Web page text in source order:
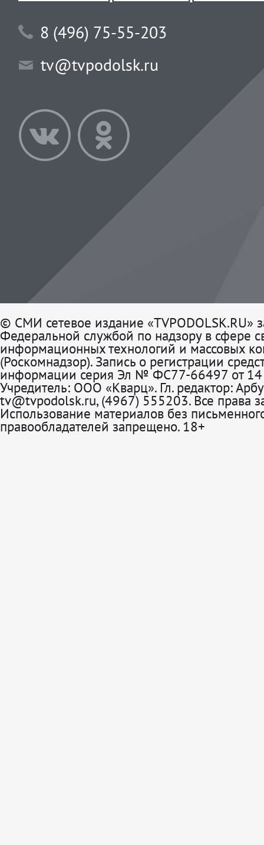
8 (496) 75-55-203
tv@tvpodolsk.ru
© СМИ сетевое издание «TVPODOLSK.RU»
Федеральной службой по надзору в сфере
информационных технологий и массовых
(Роскомнадзор). Запись о регистрации
информации серия Эл № ФС77-66497 от 14
Учредитель: ООО «Кварц». Гл. редактор:
tv@tvpodolsk.ru, (4967) 555203. Все права
Использование материалов без
правообладателей запрещено. 18+